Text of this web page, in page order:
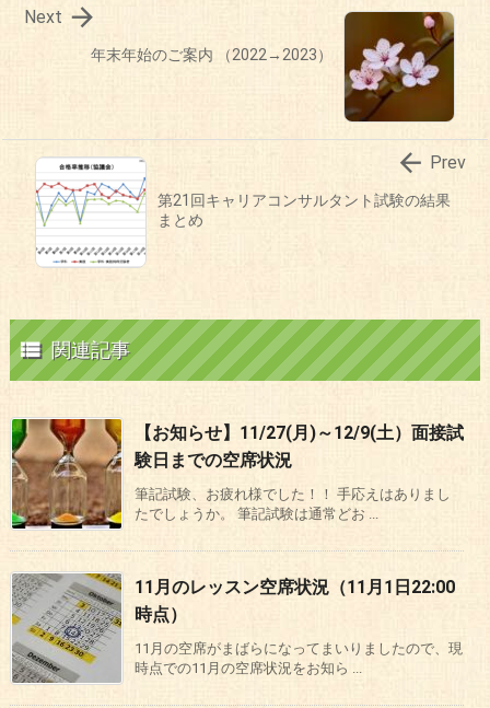
年末年始のご案内 （2022→2023）

Next
第21回キャリアコンサルタント試験の結果
まとめ
 Prev
 関連記事
【お知らせ】11/27(月)～12/9(土）面接試
験日までの空席状況
筆記試験、お疲れ様でした！！ 手応えはありまし
たでしょうか。 筆記試験は通常どお ...
11月のレッスン空席状況（11月1日22:00
時点）
11月の空席がまばらになってまいりましたので、現
時点での11月の空席状況をお知ら ...